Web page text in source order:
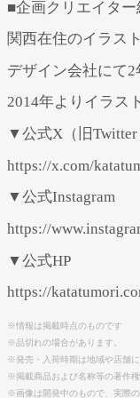
■企画クリエイター
関西在住のイラス
デザイン会社にて2
2014年よりイラス
▼公式X（旧Twitter
https://x.com/
▼公式Instagram
https://
▼公式HP
https://
※情報は掲載時点のものです
※品切れの場合があります。
※発売・入荷時期は地域や店舗
※掲載商品および名称等の著作
※画像は開発中のもので、実際